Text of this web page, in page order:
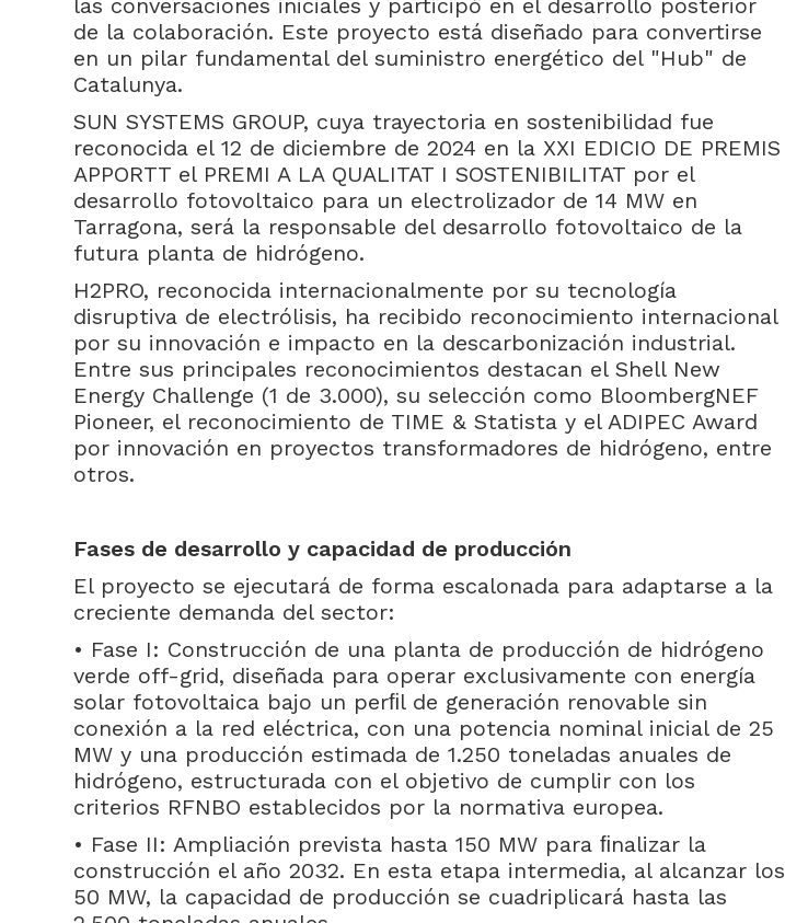
las conversaciones iniciales y participó en el desarrollo posterior
de la colaboración. Este proyecto está diseñado para convertirse
en un pilar fundamental del suministro energético del "Hub" de
Catalunya.
SUN SYSTEMS GROUP, cuya trayectoria en sostenibilidad fue
reconocida el 12 de diciembre de 2024 en la XXI EDICIO DE PREMIS
APPORTT el PREMI A LA QUALITAT I SOSTENIBILITAT por el
desarrollo fotovoltaico para un electrolizador de 14 MW en
Tarragona, será la responsable del desarrollo fotovoltaico de la
futura planta de hidrógeno.
H2PRO, reconocida internacionalmente por su tecnología
disruptiva de electrólisis, ha recibido reconocimiento internacional
por su innovación e impacto en la descarbonización industrial.
Entre sus principales reconocimientos destacan el Shell New
Energy Challenge (1 de 3.000), su selección como BloombergNEF
Pioneer, el reconocimiento de TIME & Statista y el ADIPEC Award
por innovación en proyectos transformadores de hidrógeno, entre
otros.
Fases de desarrollo y capacidad de producción
El proyecto se ejecutará de forma escalonada para adaptarse a la
creciente demanda del sector:
• Fase I: Construcción de una planta de producción de hidrógeno
verde off-grid, diseñada para operar exclusivamente con energía
solar fotovoltaica bajo un perﬁl de generación renovable sin
conexión a la red eléctrica, con una potencia nominal inicial de 25
MW y una producción estimada de 1.250 toneladas anuales de
hidrógeno, estructurada con el objetivo de cumplir con los
criterios RFNBO establecidos por la normativa europea.
• Fase II: Ampliación prevista hasta 150 MW para ﬁnalizar la
construcción el año 2032. En esta etapa intermedia, al alcanzar los
50 MW, la capacidad de producción se cuadriplicará hasta las